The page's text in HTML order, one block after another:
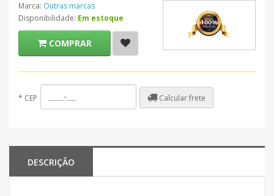
Marca: Outras marcas
Disponibilidade: Em estoque
COMPRAR
* CEP Calcular frete
DESCRIÇÃO